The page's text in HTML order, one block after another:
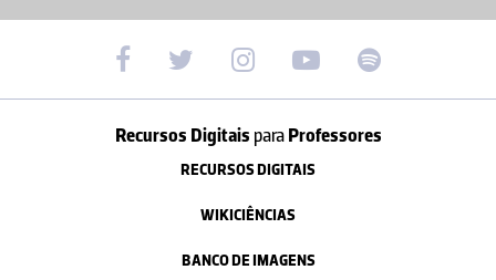
Recursos Digitais paraProfessores
RECURSOS DIGITAIS
WIKICIÊNCIAS
BANCO DE IMAGENS